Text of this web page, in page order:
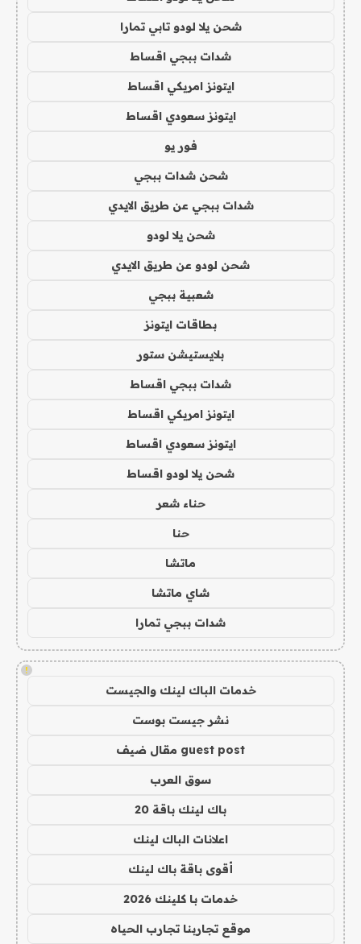
شحن يلا لودو تابي تمارا
شدات ببجي اقساط
ايتونز امريكي اقساط
ايتونز سعودي اقساط
فور يو
شحن شدات ببجي
شدات ببجي عن طريق الايدي
شحن يلا لودو
شحن لودو عن طريق الايدي
شعبية ببجي
بطاقات ايتونز
بلايستيشن ستور
شدات ببجي اقساط
ايتونز امريكي اقساط
ايتونز سعودي اقساط
شحن يلا لودو اقساط
حناء شعر
حنا
ماتشا
شاي ماتشا
شدات ببجي تمارا
!
خدمات الباك لينك والجيست
نشر جيست بوست
guest post مقال ضيف
سوق العرب
باك لينك باقة 20
اعلانات الباك لينك
أقوى باقة باك لينك
خدمات با كلينك 2026
موقع تجاربنا تجارب الحياه